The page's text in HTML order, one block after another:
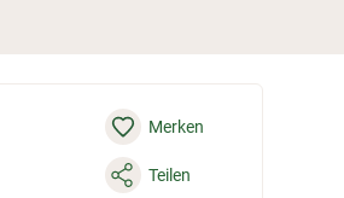
Merken
Teilen